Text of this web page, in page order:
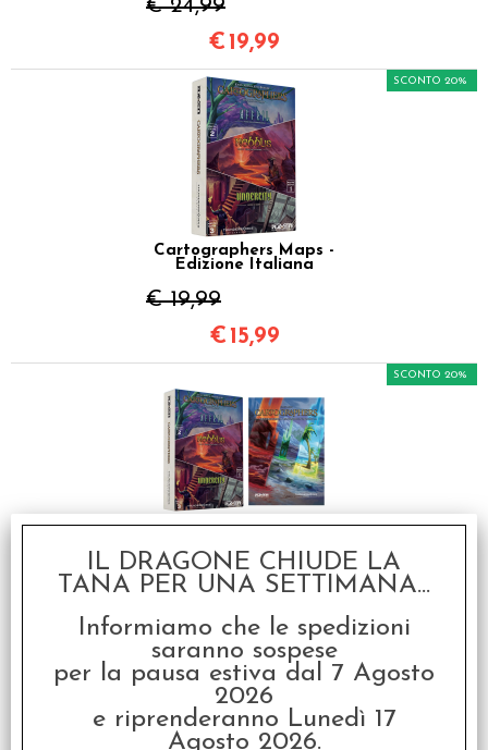
€ 24,99
€ 19,99
Cartographers Maps -
Edizione Italiana
€ 19,99
SCONTO 20%
€ 15,99
Espansioni in Italiano
€ 34,98
SCONTO 20%
€27,98
IL DRAGONE CHIUDE LA
TANA PER UNA SETTIMANA...
Informiamo che le spedizioni
saranno sospese
per la pausa estiva dal 7 Agosto
2026
e riprenderanno Lunedì 17
Agosto 2026.